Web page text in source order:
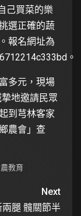
己買菜的樂
選正確的蔬
報名網址為
。
多元，現場
地邀請民眾
到芎林客家
農會」查
教育
Next
腿 髖關節半